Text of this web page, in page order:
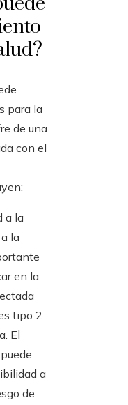
para la
de una
con el
a la
la
en la
tipo 2
El
a
de